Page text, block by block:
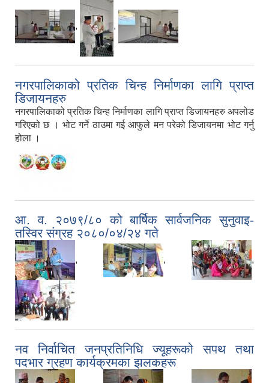
, ,
नगरपालिकाको प्रतिक चिन्ह निर्माणका लागि प्राप्त
डिजायनहरु
नगरपालिकाको प्रतिक चिन्ह निर्माणका लागि प्राप्त डिजायनहरु अपलोड
गरिएको छ । भोट गर्ने ठाउमा गई आफुले मन परेको डिजायनमा भोट गर्नु
होला ।
आ. व. २०७९/८० को बार्षिक सार्वजनिक सुनुवाइ-
तस्विर संग्रह २०८०/०४/२४ गते
, , ,
नव निर्वाचित जनप्रतिनिधि ज्यूहरूको सपथ तथा
पदभार ग्रहण कार्यक्रमका झलकहरू